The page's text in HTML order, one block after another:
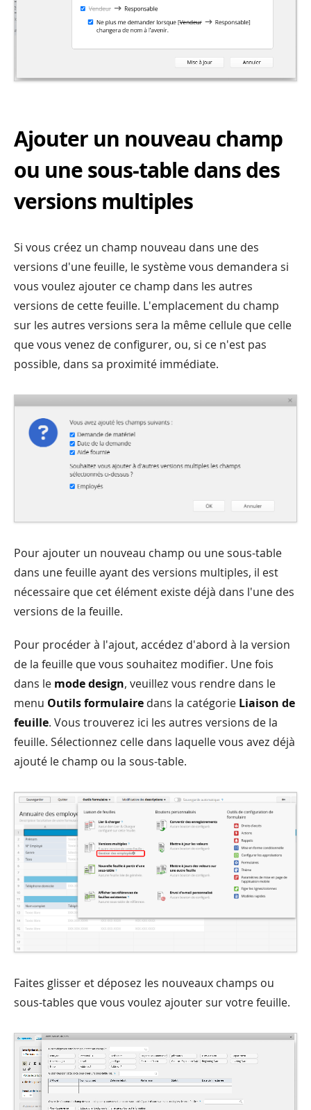
Ajouter un nouveau champ
ou une sous-table dans des
versions multiples
Si vous créez un champ nouveau dans une des
versions d'une feuille, le système vous demandera si
vous voulez ajouter ce champ dans les autres
versions de cette feuille. L'emplacement du champ
sur les autres versions sera la même cellule que celle
que vous venez de configurer, ou, si ce n'est pas
possible, dans sa proximité immédiate.
Pour ajouter un nouveau champ ou une sous-table
dans une feuille ayant des versions multiples, il est
nécessaire que cet élément existe déjà dans l'une des
versions de la feuille.
Pour procéder à l'ajout, accédez d'abord à la version
de la feuille que vous souhaitez modifier. Une fois
dans le mode design, veuillez vous rendre dans le
menu Outils formulaire dans la catégorie Liaison de
feuille. Vous trouverez ici les autres versions de la
feuille. Sélectionnez celle dans laquelle vous avez déjà
ajouté le champ ou la sous-table.
Faites glisser et déposez les nouveaux champs ou
sous-tables que vous voulez ajouter sur votre feuille.